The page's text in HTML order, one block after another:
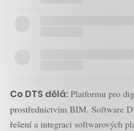
Co DTS dělá: Platformu pro
prostřednictvím BIM. Software
řešení a integraci softwarových